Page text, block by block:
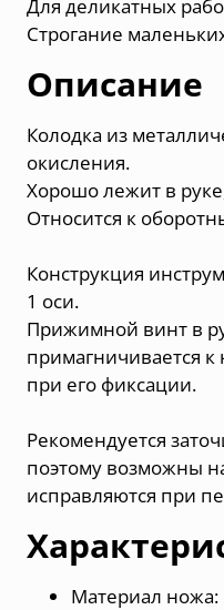
Для деликатных
Строгание
Описание
Колодка из
окисления.
Хорошо лежит в
Относится к
Конструкция
1 оси.
Прижимной винт в
примагничивается
при его фиксации.
Рекомендуется
поэтому возможны
исправляются при
Материал ножа: